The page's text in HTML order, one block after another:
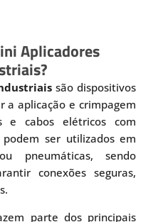
Aplicadores
são dispositivos
a aplicação e crimpagem
cabos elétricos com
podem ser utilizados em
pneumáticas, sendo
conexões seguras,
parte dos principais